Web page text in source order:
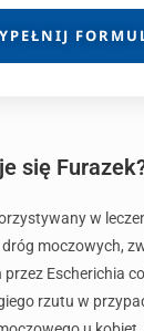
się
w
moczowych,
Escherichia
rzutu w